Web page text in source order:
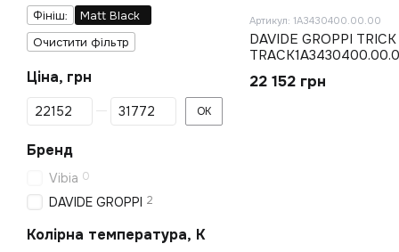
Артикул: 1A3430400.00.00
DAVIDE GROPPI
22 152 грн
Фініш:
Matt Black
Очистити фільтр
Ціна, грн
Від Ціна, грн
До Ціна, грн ОК
Бренд
Vibia 0
DAVIDE GROPPI 2
Колірна температура, K